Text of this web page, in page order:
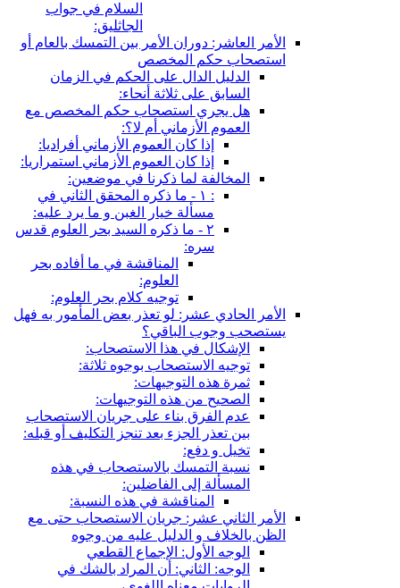
السلام في جواب
الجاثليق:
الأمر العاشر: دوران الأمر بين التمسك بالعام أو
استصحاب حكم المخصص
الدليل الدال على الحكم في الزمان
السابق على ثلاثة أنحاء:
هل يجري استصحاب حكم المخصص مع
العموم الأزماني أم لا؟:
إذا كان العموم الأزماني أفراديا:
إذا كان العموم الأزماني استمراريا:
المخالفة لما ذكرنا في موضعين:
: ١ - ما ذكره المحقق الثاني في
مسألة خيار الغبن و ما يرد عليه:
٢ - ما ذكره السيد بحر العلوم قدس
سره:
المناقشة في ما أفاده بحر
العلوم:
توجيه كلام بحر العلوم:
الأمر الحادي عشر: لو تعذر بعض المأمور به فهل
يستصحب وجوب الباقي؟
الإشكال في هذا الاستصحاب:
توجيه الاستصحاب بوجوه ثلاثة:
ثمرة هذه التوجيهات:
الصحيح من هذه التوجيهات:
عدم الفرق بناء على جريان الاستصحاب
بين تعذر الجزء بعد تنجز التكليف أو قبله:
تخيل و دفع:
نسبة التمسك بالاستصحاب في هذه
المسألة إلى الفاضلين:
المناقشة في هذه النسبة:
الأمر الثاني عشر: جريان الاستصحاب حتى مع
الظن بالخلاف و الدليل عليه من وجوه
الوجه الأول: الإجماع القطعي
الوجه: الثاني: أن المراد بالشك في